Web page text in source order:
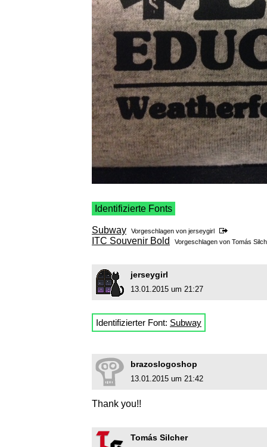
Identifizierte Fonts
Subway Vorgeschlagen von jerseygirl
ITC Souvenir Bold Vorgeschlagen von Tomás
jerseygirl
13.01.2015 um 21:27
Identifizierter Font: Subway
brazoslogoshop
13.01.2015 um 21:42
Thank you!!
Tomás Silcher